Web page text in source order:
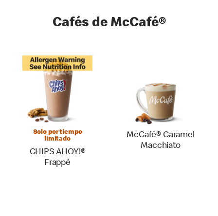
Cafés de McCafé®
Solo por tiempo
limitado
CHIPS AHOY!®
Frappé
McCafé® Caramel
Macchiato